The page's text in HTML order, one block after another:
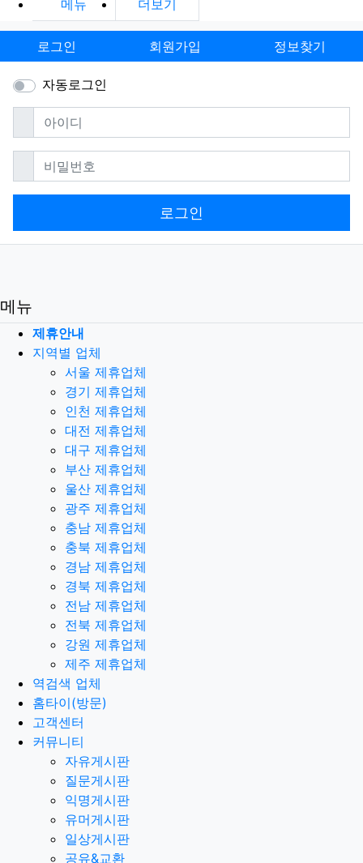
메뉴 더보기
로그인 회원가입 정보찾기
자동로그인
아이디필수
비밀번호필수
로그인
메뉴
제휴안내
지역별 업체
서울 제휴업체
경기 제휴업체
인천 제휴업체
대전 제휴업체
대구 제휴업체
부산 제휴업체
울산 제휴업체
광주 제휴업체
충남 제휴업체
충북 제휴업체
경남 제휴업체
경북 제휴업체
전남 제휴업체
전북 제휴업체
강원 제휴업체
제주 제휴업체
역검색 업체
홈타이(방문)
고객센터
커뮤니티
자유게시판
질문게시판
익명게시판
유머게시판
일상게시판
공유&교환